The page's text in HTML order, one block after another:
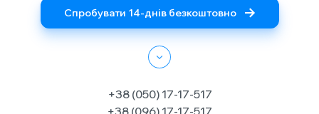
Спробувати 14-днів безкоштовно
+38 (050) 17-17-517
+38 (096) 17-17-517